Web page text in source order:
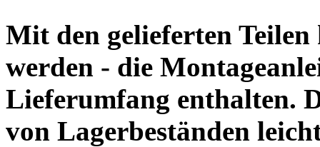
Mit den gelieferten
werden - die
Lieferumfang enthalten.
von Lagerbeständen